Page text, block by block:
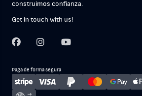
construimos confianza.
Get in touch with us!
Paga de forma segura